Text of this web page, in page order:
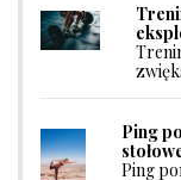
Ping
Ping